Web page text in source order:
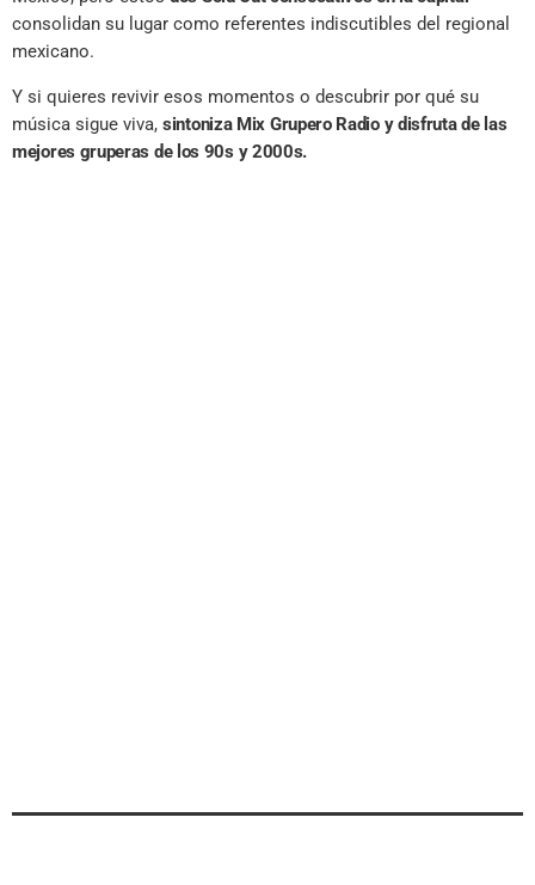
consolidan su lugar como referentes indiscutibles del regional
mexicano.
Y si quieres revivir esos momentos o descubrir por qué su
música sigue viva, sintoniza Mix Grupero Radio y disfruta de las
mejores gruperas de los 90s y 2000s.